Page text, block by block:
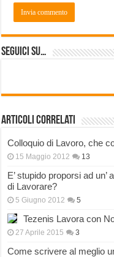
Seguici su…
Articoli correlati
Colloquio di Lavoro, che
15 Maggio 2012 13
E’ stupido proporsi ad
di Lavorare?
5 Giugno 2012 5
Tezenis Lavora con
27 Aprile 2015 3
Come scrivere al meglio